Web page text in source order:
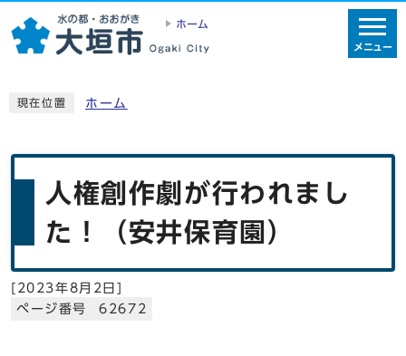
ホーム
メニュー
現在位置 ホーム
人権創作劇が行われまし
た！（安井保育園）
[ 2023年8月2日]
ページ番号 62672